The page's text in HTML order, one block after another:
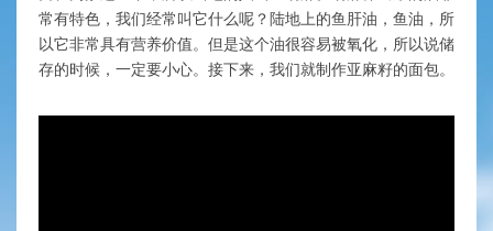
常有特色，我们经常叫它什么呢？陆地上的鱼肝油，鱼油，所
以它非常具有营养价值。但是这个油很容易被氧化，所以说储
存的时候，一定要小心。接下来，我们就制作亚麻籽的面包。